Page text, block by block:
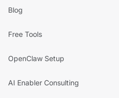
Blog
Free Tools
OpenClaw Setup
AI Enabler Consulting